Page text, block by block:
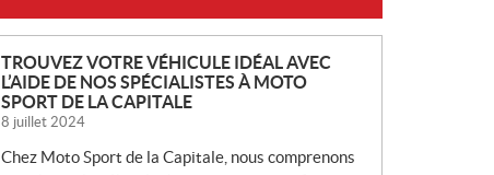
N
O
U
V
E
TROUVEZ VOTRE VÉHICULE IDÉAL AVEC
L’AIDE DE NOS SPÉCIALISTES À MOTO
SPORT DE LA CAPITALE
8 juillet 2024
Chez Moto Sport de la Capitale, nous comprenons